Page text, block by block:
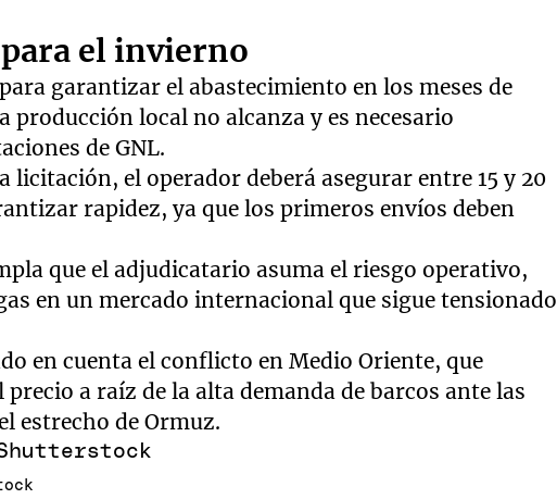
el invierno
garantizar el abastecimiento en los meses de
producción local no alcanza y es necesario
de GNL.
licitación, el operador deberá asegurar entre 15 y 20
rapidez, ya que los primeros envíos deben
que el adjudicatario asuma el riesgo operativo,
en un mercado internacional que sigue tensionado
en cuenta el conflicto en Medio Oriente, que
a raíz de la alta demanda de barcos ante las
estrecho de Ormuz.